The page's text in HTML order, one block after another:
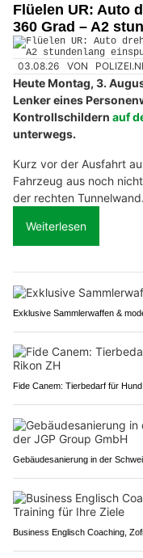
Flüelen UR: Auto
360 Grad – A2
03.08.26 VON
Heute Montag, 3.
Lenker eines
Kontrollschildern auf
unterwegs.
Kurz vor der Ausfahrt
Fahrzeug aus noch
der rechten Tunnelwand.
Weiterlesen
Exklusive Sammlerwaffen &
Fide Canem: Tierbedarf für
Gebäudesanierung in der
Business Englisch Coaching,